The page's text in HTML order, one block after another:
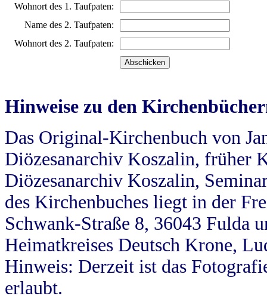
Wohnort des 1. Taufpaten:
Name des 2. Taufpaten:
Wohnort des 2. Taufpaten:
Hinweise zu den
Das Original-Kirchenbuch von
Diözesanarchiv Koszalin, früher
Diözesanarchiv Koszalin,
des Kirchenbuches liegt in der
Schwank-Straße 8, 36043 Fulda
Heimatkreises Deutsch Krone,
Hinweis: Derzeit ist das
erlaubt.